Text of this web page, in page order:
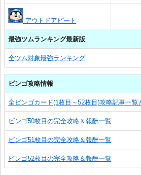
アウトドアピート
最強ツムランキング最新版
全ツム対象最強ランキング
ビンゴ攻略情報
全ビンゴカード(1枚目～52枚目)攻略記事一覧
ビンゴ50枚目の完全攻略＆報酬一覧
ビンゴ51枚目の完全攻略＆報酬一覧
ビンゴ52枚目の完全攻略＆報酬一覧